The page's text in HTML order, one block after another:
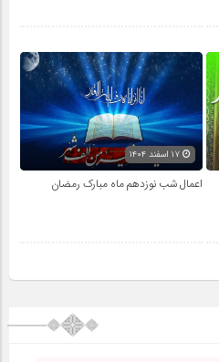
اعمال شب نوزدهم ماه مبارک رمضان